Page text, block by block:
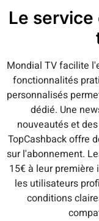
Le
Mondial TV facilite
fonctionnalités
personnalisés
dédié. Une
nouveautés et
TopCashback offre
sur l'abonnement.
15€ à leur première
les utilisateurs
conditions